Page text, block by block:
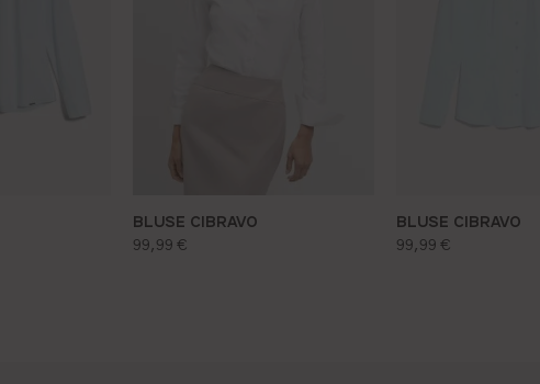
BLUSE CIBRAVO
regulärer preis:
99,99 €
BLUSE CIBRAVO
regulärer preis:
99,99 €